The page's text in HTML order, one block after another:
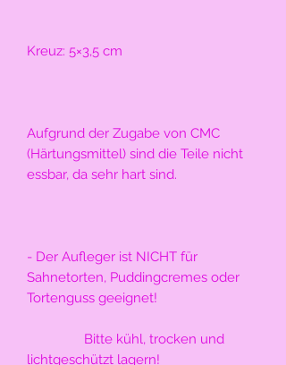
Kreuz: 5×3,5 cm
Aufgrund der Zugabe von CMC
(Härtungsmittel) sind die Teile nicht
essbar, da sehr hart sind.
- Der Aufleger ist NICHT für
Sahnetorten, Puddingcremes oder
Tortenguss geeignet!
lichtgeschützt lagern!